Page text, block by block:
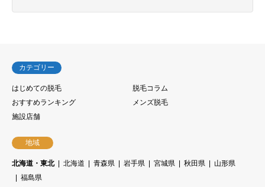
カテゴリー
はじめての脱毛
脱毛コラム
おすすめランキング
メンズ脱毛
施設店舗
地域
北海道・東北 北海道 青森県 岩手県 宮城県 秋田県
山形県
福島県